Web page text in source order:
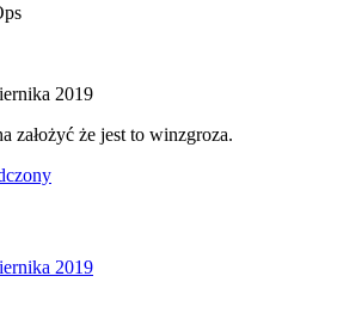
2019
założyć że jest to winzgroza.
2019